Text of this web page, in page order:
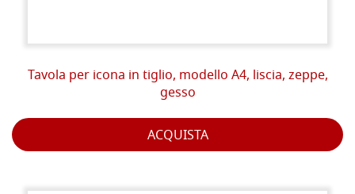
Tavola per icona in tiglio, modello A4, liscia, zeppe,
gesso
ACQUISTA